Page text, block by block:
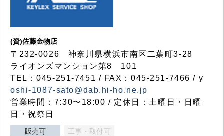
(資)佐藤金物店
〒232-0026 神奈川県横浜市南区二葉町3-28
ライオンズマンション第8 101
TEL：045-251-7451 / FAX：045-251-7466 / y
oshi-1087-sato@dab.hi-ho.ne.jp
営業時間：7:30〜18:00 / 定休日：土曜日・日曜
日・祝祭日
販売可 工事・取付可